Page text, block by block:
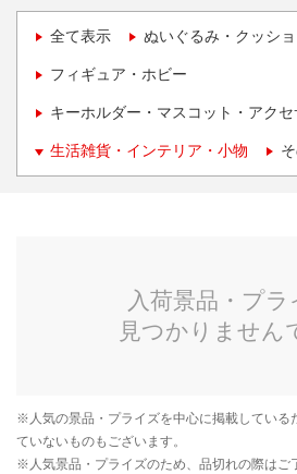
全て表示 ぬいぐるみ・クッシ
フィギュア・ホビー
キーホルダー・マスコット・アクセ
生活雑貨・インテリア・小物